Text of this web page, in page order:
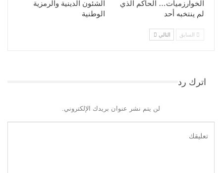
الشئون الدينية والرمزية
الوطنية
الخوارزميات… الحاكم الذي
لم ينتخبه أحد
السابق التالي
اترك رد
لن يتم نشر عنوان بريدك الإلكتروني.